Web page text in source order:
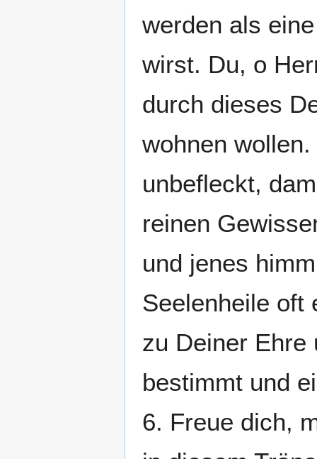
werden als
wirst. Du, o
durch dieses
wohnen
unbefleckt,
reinen
und jenes
Seelenheile oft
zu Deiner Ehre
bestimmt und
6. Freue dich,